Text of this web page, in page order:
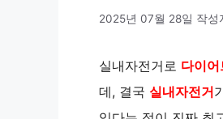
2025년 07월 28일 작성
실내자전거로 다이어
데, 결국 실내자전거